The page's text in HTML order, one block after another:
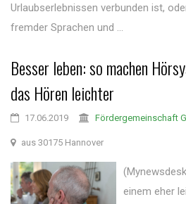
Urlaubserlebnissen verbunden ist,
fremder Sprachen und ...
Besser leben: so machen
das Hören leichter
17.06.2019 Fördergemeinschaft
aus 30175 Hannover
einem eher